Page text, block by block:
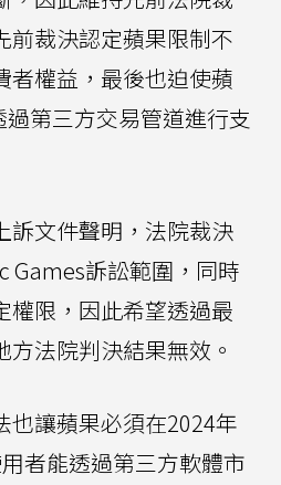
前裁決認定蘋果限制不
者權益，最後也迫使蘋
第三方交易管道進行支
訴文件聲明，法院裁決
Games訴訟範圍，同時
權限，因此希望透過最
法院判決結果無效。
也讓蘋果必須在2024年
者能透過第三方軟體市